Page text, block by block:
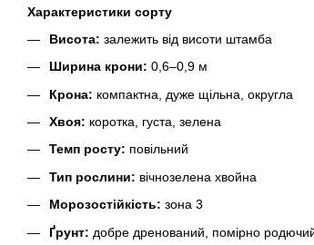
Характеристики сорту
Висота: залежить від висоти штамба
Ширина крони: 0,6–0,9 м
Крона: компактна, дуже щільна, округла
Хвоя: коротка, густа, зелена
Темп росту: повільний
Тип рослини: вічнозелена хвойна
Морозостійкість: зона 3
Ґрунт: добре дренований, помірно